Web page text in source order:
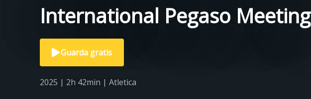
International Pegaso Meeting
Guarda gratis
2025 | 2h 42min | Atletica